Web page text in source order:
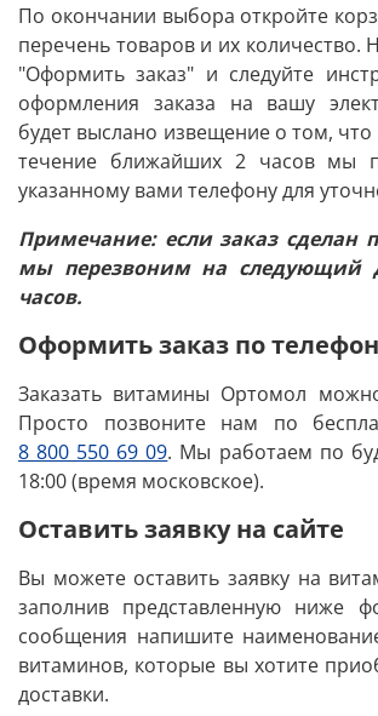
По окончании выбора откройте
перечень товаров и их количество.
"Оформить заказ" и следуйте
оформления заказа на вашу
будет выслано извещение о том, что
течение ближайших 2 часов мы
указанному вами телефону для
Примечание: если заказ сделан
мы перезвоним на следующий
часов.
Оформить заказ по
Заказать витамины Ортомол
Просто позвоните нам по
8 800 550 69 09. Мы работаем по
18:00 (время московское).
Оставить заявку на сайте
Вы можете оставить заявку на
заполнив представленную ниже
сообщения напишите
витаминов, которые вы хотите
доставки.